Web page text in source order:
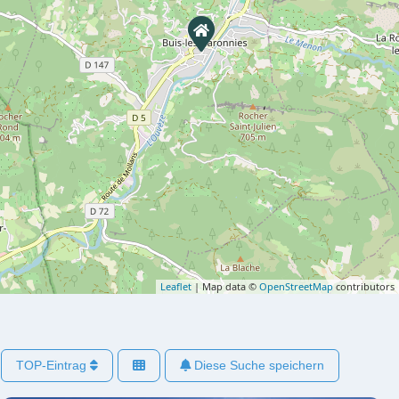
Leaflet | Map data © OpenStreetMapcontributors
TOP-Eintrag Diese Suche speichern